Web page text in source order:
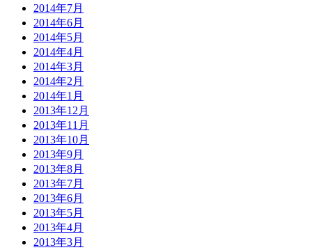
2014年7月
2014年6月
2014年5月
2014年4月
2014年3月
2014年2月
2014年1月
2013年12月
2013年11月
2013年10月
2013年9月
2013年8月
2013年7月
2013年6月
2013年5月
2013年4月
2013年3月